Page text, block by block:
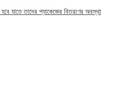
যাতে তাদের প্যাকেজের বিতরণের অবস্থা